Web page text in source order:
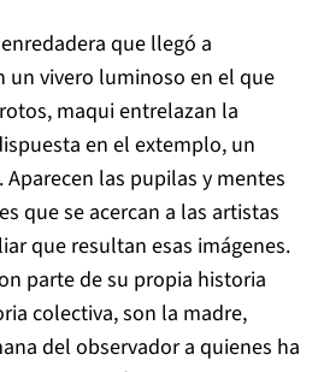
que llegó a
un vivero luminoso en el que
maqui entrelazan la
en el extemplo, un
las pupilas y mentes
que se acercan a las artistas
que resultan esas imágenes.
parte de su propia historia
colectiva, son la madre,
del observador a quienes ha